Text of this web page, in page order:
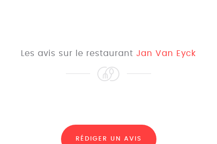
Les avis sur le restaurant Jan Van Eyck
RÉDIGER UN AVIS